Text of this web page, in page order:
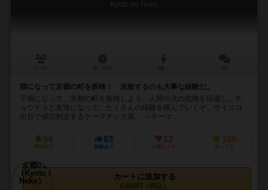
Kyoto no Neko
猫になって京都の町を探検！ 失敗するのも大事な経験だ。
子猫になって、京都の町を探検しよう。人間や犬の危険を回避し、チ
ョウチョと友達になって、たくさんの経験を積んでいくぞ。サイコロ
出目で成功判定するテーマチック系。 ＜テーマ...
54
興味あり
83
経験あり
13
お気に入り
106
持ってる
カートに追加する
6,600円（税込）